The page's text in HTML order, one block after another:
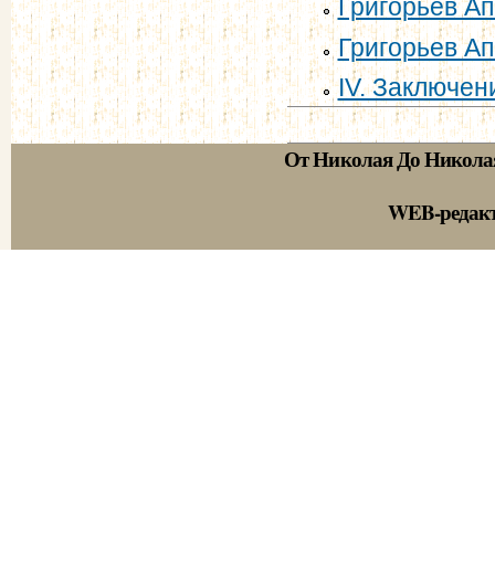
Григорьев
Григорьев
IV.
От Николая До
WEB-